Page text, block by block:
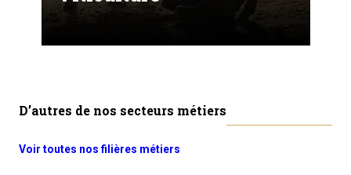
D’autres de nos secteurs métiers
Voir toutes nos filières métiers